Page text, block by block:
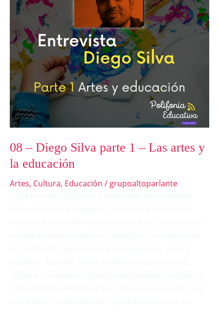
08 – Diego Silva parte 1 – Las artes y
la educación
Artes, Cultura, Educación / grupoaltoparlante
Las
artes
la
educación